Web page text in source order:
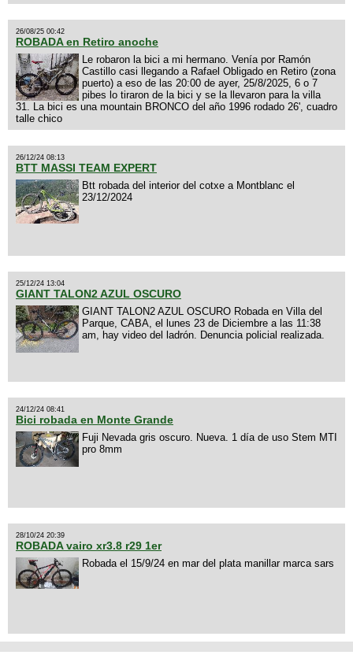
26/08/25 00:42
ROBADA en Retiro anoche
Le robaron la bici a mi hermano. Venía por Ramón
Castillo casi llegando a Rafael Obligado en Retiro (zona
puerto) a eso de las 20:00 de ayer, 25/8/2025, 6 o 7
pibes lo tiraron de la bici y se la llevaron para la villa
31. La bici es una mountain BRONCO del año 1996 rodado 26', cuadro
talle chico
26/12/24 08:13
BTT MASSI TEAM EXPERT
Btt robada del interior del cotxe a Montblanc el
23/12/2024
25/12/24 13:04
GIANT TALON2 AZUL OSCURO
GIANT TALON2 AZUL OSCURO Robada en Villa del
Parque, CABA, el lunes 23 de Diciembre a las 11:38
am, hay video del ladrón. Denuncia policial realizada.
24/12/24 08:41
Bici robada en Monte Grande
Fuji Nevada gris oscuro. Nueva. 1 día de uso Stem MTI
pro 8mm
28/10/24 20:39
ROBADA vairo xr3.8 r29 1er
Robada el 15/9/24 en mar del plata manillar marca sars